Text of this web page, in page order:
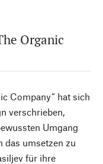
Organic
Company“ hat sich
verschrieben,
Umgang
das umsetzen zu
für ihre